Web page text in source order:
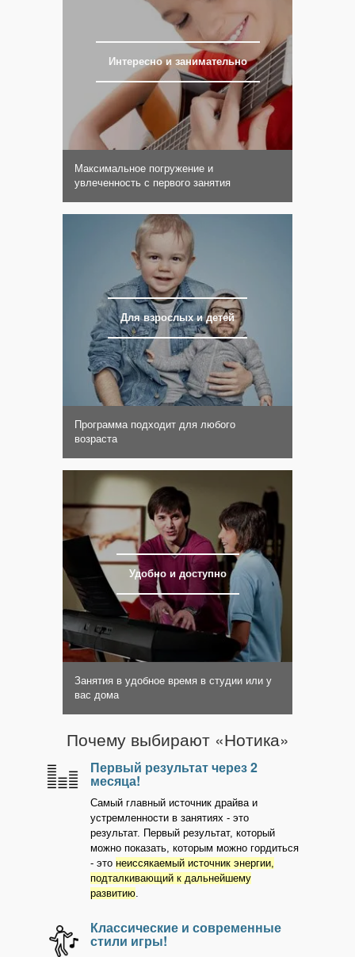
Интересно и занимательно
Максимальное погружение и
увлеченность с первого занятия
Для взрослых и детей
Программа подходит для любого
возраста
Удобно и доступно
Занятия в удобное время в студии или у
вас дома
Почему выбирают «Нотика»
Первый результат через 2
месяца!
Самый главный источник драйва и
устремленности в занятиях - это
результат. Первый результат, который
можно показать, которым можно гордиться
- это неиссякаемый источник энергии,
подталкивающий к дальнейшему
развитию.
Классические и современные
стили игры!